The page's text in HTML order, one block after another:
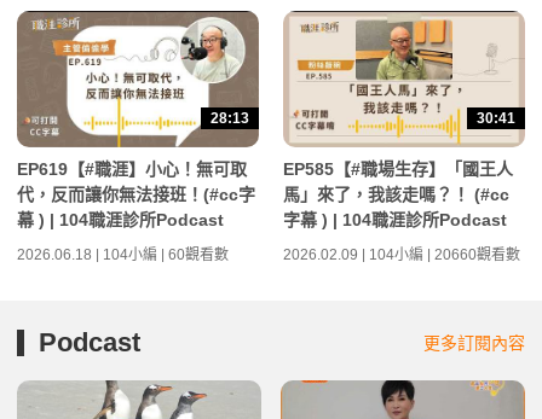
28:13
EP619【#職涯】小心！無可取
代，反而讓你無法接班！(#cc字
幕 ) | 104職涯診所Podcast
2026.06.18 | 104小編 | 60觀看數
30:41
EP585【#職場生存】「國王人
馬」來了，我該走嗎？！ (#cc
字幕 ) | 104職涯診所Podcast
2026.02.09 | 104小編 | 20660觀看數
Podcast 更多訂閱內容